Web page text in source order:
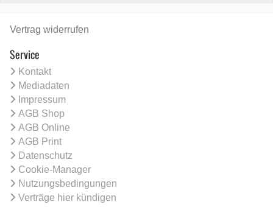
Vertrag widerrufen
Service
Kontakt
Mediadaten
Impressum
AGB Shop
AGB Online
AGB Print
Datenschutz
Cookie-Manager
Nutzungsbedingungen
Verträge hier kündigen